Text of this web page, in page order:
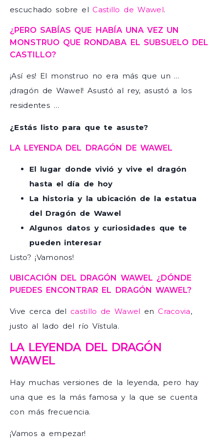
escuchado sobre elCastillo de Wawel.
¿PERO SABÍAS QUE HABÍA UNA VEZ UN
MONSTRUO QUE RONDABA EL SUBSUELO DEL
CASTILLO?
¡Así es! El monstruo no era más que un …
¡dragón de Wawel! Asustó al rey, asustó a los
residentes …
¿Estás listo para que te asuste?
LA LEYENDA DEL DRAGÓN DE WAWEL
El lugar donde vivió y vive el dragón
hasta el día de hoy
La historia y la ubicación de la estatua
del Dragón de Wawel
Algunos datos y curiosidades que te
pueden interesar
Listo? ¡Vamonos!
UBICACIÓN DEL DRAGÓN WAWEL ¿DÓNDE
PUEDES ENCONTRAR EL DRAGÓN WAWEL?
Vive cerca del castillo de Wawel enCracovia,
justo al lado del río Vístula.
LA LEYENDA DEL DRAGÓN
WAWEL
Hay muchas versiones de la leyenda, pero hay
una que es la más famosa y la que se cuenta
con más frecuencia.
¡Vamos a empezar!